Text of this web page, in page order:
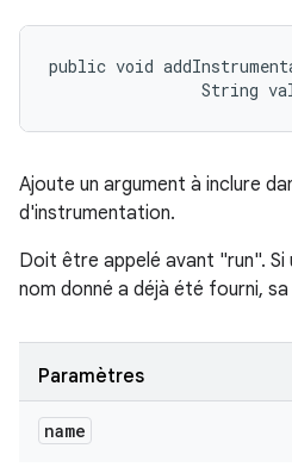
public void
String
Ajoute un argument à inclure
d'instrumentation.
Doit être appelé avant "run".
nom donné a déjà été fourni,
Paramètres
name